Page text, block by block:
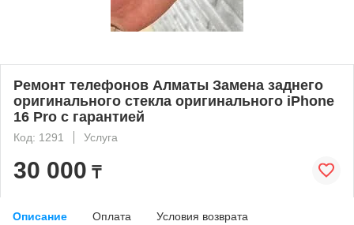
Ремонт телефонов Алматы Замена заднего
оригинального стекла оригинального iPhone
16 Pro с гарантией
Код: 1291 Услуга
30 000 ₸
Описание Оплата Условия возврата